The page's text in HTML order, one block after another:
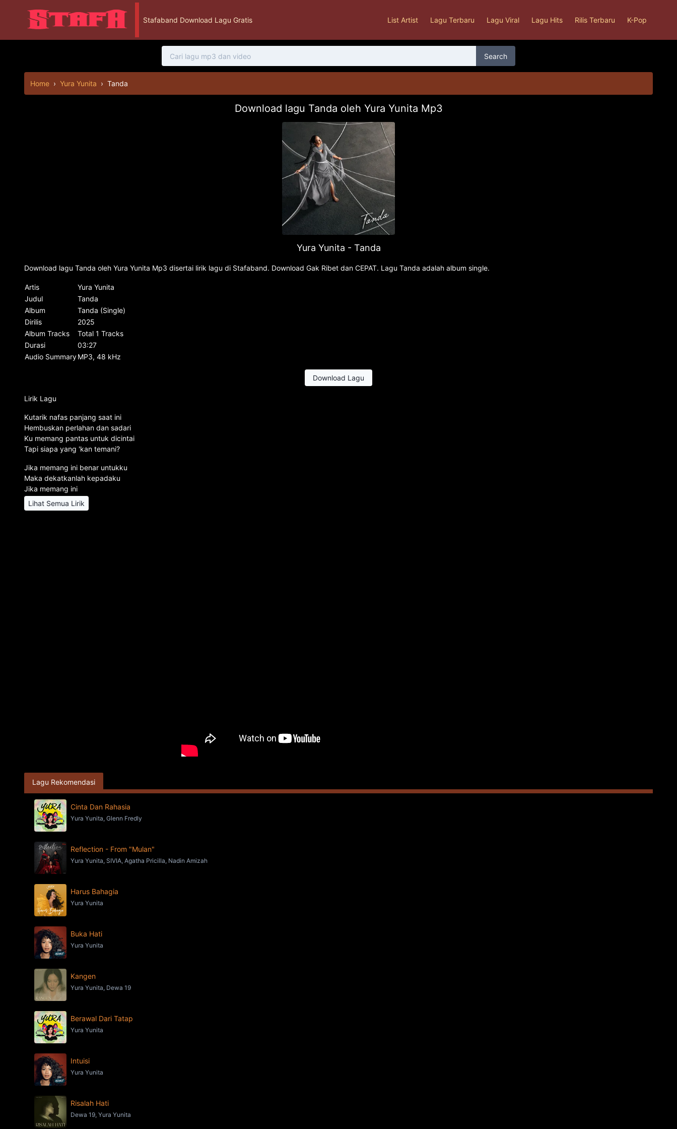
Stafaband Download Lagu Gratis List Artist Lagu Terbaru Lagu Viral Lagu Hits Rilis Terbaru K-Pop
Search
Home › Yura Yunita › Tanda
Download lagu Tanda oleh Yura Yunita Mp3
Yura Yunita - Tanda
Download lagu Tanda oleh Yura Yunita Mp3 disertai lirik lagu di Stafaband. Download Gak Ribet dan CEPAT. Lagu Tanda adalah album single.
Artis
Yura Yunita
Judul
Tanda
Album
Tanda (Single)
Dirilis
2025
Album Tracks
Total 1 Tracks
Durasi
03:27
Audio SummaryMP3, 48 kHz
Download Lagu
Lirik Lagu
Kutarik nafas panjang saat ini
Hembuskan perlahan dan sadari
Ku memang pantas untuk dicintai
Tapi siapa yang 'kan temani?
Jika memang ini benar untukku
Maka dekatkanlah kepadaku
Jika memang ini
Lihat Semua Lirik
Lagu Rekomendasi
Cinta Dan Rahasia
Yura Yunita, Glenn Fredly
Reflection - From "Mulan"
Yura Yunita, SIVIA, Agatha Pricilla, Nadin Amizah
Harus Bahagia
Yura Yunita
Buka Hati
Yura Yunita
Kangen
Yura Yunita, Dewa 19
Berawal Dari Tatap
Yura Yunita
Intuisi
Yura Yunita
Risalah Hati
Dewa 19, Yura Yunita